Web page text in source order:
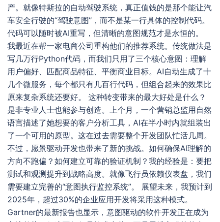
产。就像特斯拉的自动驾驶系统，真正值钱的是那个能让汽
车安全行驶的“驾驶意图”，而不是某一行具体的控制代码。
代码可以随时被AI重写，但清晰的意图规范才是永恒的。
我最近在帮一家电商公司重构他们的推荐系统。传统做法是
写几万行Python代码，而我们只用了三个核心意图：理解
用户偏好、匹配商品特征、平衡商业目标。AI自动生成了十
几个微服务，每个都只有几百行代码，但组合起来的效果比
原来复杂系统还要好。 这种转变带来的最大好处是什么？
是非专业人士也能参与创造。上个月，一个营销总监用自然
语言描述了她想要的客户分析工具，AI在半小时内就组装出
了一个可用的原型。这在过去需要整个开发团队忙活几周。
不过，愿景驱动开发也带来了新的挑战。如何确保AI理解的
方向不跑偏？如何建立可靠的验证机制？我的经验是：要把
测试和观测提升到战略高度。就像飞行员依赖仪表盘，我们
需要建立完善的“意图执行监控系统”。 展望未来，我预计到
2025年，超过30%的企业应用开发将采用这种模式。
Gartner的最新报告也显示，意图驱动的软件开发正在成为